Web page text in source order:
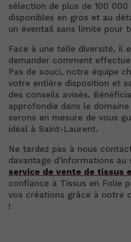
sélection de plus de 100
disponibles en gros et au
un éventail sans limite pour
Face à une telle diversité, il
demander comment
Pas de souci, notre équipe
votre entière disposition et
des conseils avisés.
approfondie dans le
serons en mesure de vous
idéal à Saint-Laurent.
Ne tardez pas à nous
davantage d'informations au
service de vente de tissus
confiance à Tissus en Folie
vos créations grâce à notre
!